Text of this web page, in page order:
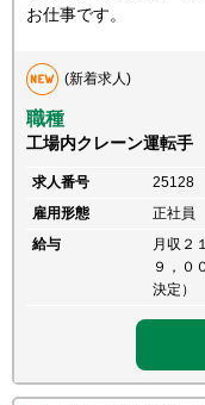
お仕事です。
(新着求人)
職種
工場内クレーン運転手
求人番号
25128
雇用形態
正社員
給与
月収２
９，０
決定）